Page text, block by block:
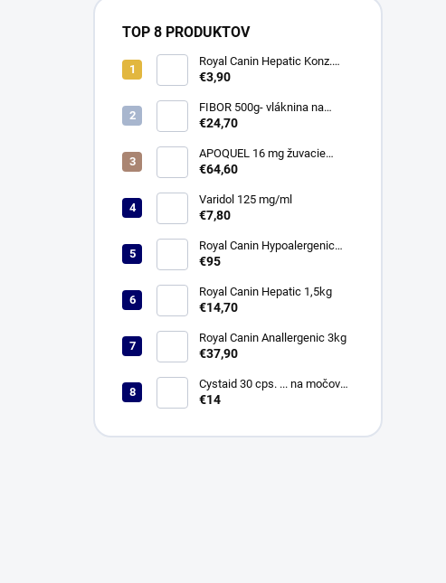
TOP 8 PRODUKTOV
Royal Canin Hepatic Konz.
420g
€3,90
FIBOR 500g- vláknina na
travenie
€24,70
APOQUEL 16 mg žuvacie
tablety pre psy 20 tbl.
€64,60
Varidol 125 mg/ml
€7,80
Royal Canin Hypoalergenic
14kg
€95
Royal Canin Hepatic 1,5kg
€14,70
Royal Canin Anallergenic 3kg
€37,90
Cystaid 30 cps. ... na močové
cesty
€14